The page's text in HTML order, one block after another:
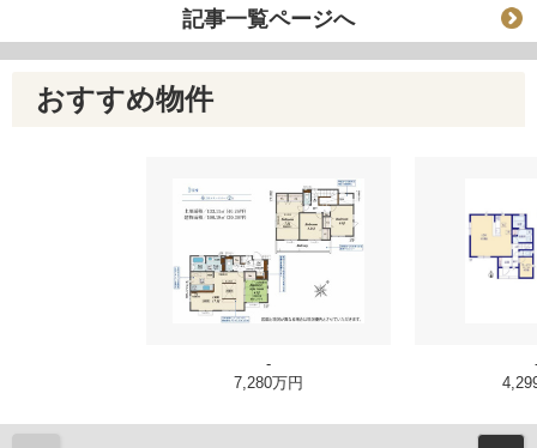
記事一覧ページへ
おすすめ物件
-
7,280万円